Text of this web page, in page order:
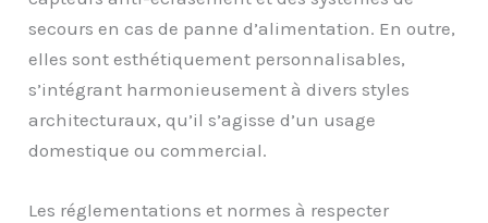
secours en cas de panne d’alimentation. En outre,
elles sont esthétiquement personnalisables,
s’intégrant harmonieusement à divers styles
architecturaux, qu’il s’agisse d’un usage
domestique ou commercial.
Les réglementations et normes à respecter